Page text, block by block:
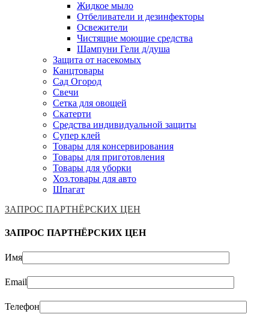
Жидкое мыло
Отбеливатели и дезинфекторы
Освежители
Чистящие моющие средства
Шампуни Гели д/душа
Защита от насекомых
Канцтовары
Сад Огород
Свечи
Сетка для овощей
Скатерти
Средства индивидуальной защиты
Супер клей
Товары для консервирования
Товары для приготовления
Товары для уборки
Хоз.товары для авто
Шпагат
ЗАПРОС ПАРТНЁРСКИХ ЦЕН
ЗАПРОС ПАРТНЁРСКИХ ЦЕН
Имя
Email
Телефон